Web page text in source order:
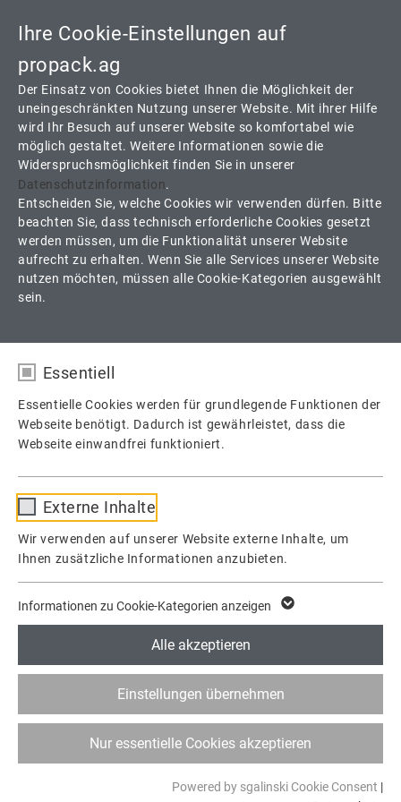
Ihre Cookie-Einstellungen auf
propack.ag
Der Einsatz von Cookies bietet Ihnen die Möglichkeit der
uneingeschränkten Nutzung unserer Website. Mit ihrer Hilfe
wird Ihr Besuch auf unserer Website so komfortabel wie
möglich gestaltet. Weitere Informationen sowie die
Widerspruchsmöglichkeit finden Sie in unserer
Datenschutzinformation.
Entscheiden Sie, welche Cookies wir verwenden dürfen. Bitte
beachten Sie, dass technisch erforderliche Cookies gesetzt
werden müssen, um die Funktionalität unserer Website
aufrecht zu erhalten. Wenn Sie alle Services unserer Website
nutzen möchten, müssen alle Cookie-Kategorien ausgewählt
sein.
Essentiell
Essentielle Cookies werden für grundlegende Funktionen der
Webseite benötigt. Dadurch ist gewährleistet, dass die
Webseite einwandfrei funktioniert.
Anbieter TYPO3
Laufzeit 1 Woche
Dieses Cookie ist ein Standard-Session-
Cookie von TYPO3. Es speichert im Falle
eines Benutzer-Logins die Session-ID. So
Zugang zu geschützten Bereichen gewährt.
Externe Inhalte
Wir verwenden auf unserer Website externe Inhalte, um
Ihnen zusätzliche Informationen anzubieten.
Informationen zu Cookie-Kategorien anzeigen
Nur essentielle Cookies akzeptieren
Einstellungen übernehmen
Alle akzeptieren
Powered by sgalinski Cookie Consent |
Anwendungen
Sigraflex - Universal und Hochdruck-
Dichtungsplatten
Universal und Hochdruck-
Dichtungsplatten - Höchste
Standards mit Sigraflex®
auf die erstklassige Qualität von Sigraflex
Flexibilität ist im Bereich von Flachdichtungen eine
enorme Stärke. Dank unseres freiprogrammierbaren
Plotters sind wir in der Lage, Dichtungen in
komplizierten Geometrien und Standarddichtungen in
verschiedensten Materialien herzustellen. Von
Einzelstücken bis zu großen Stückzahlen in höchster